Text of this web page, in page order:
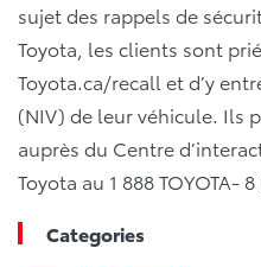
sujet des rappels de
Toyota, les clients sont
Toyota.ca/recall et d’y
(NIV) de leur véhicule. Ils
auprès du Centre
Toyota au 1 888 TOYOTA-
Categories